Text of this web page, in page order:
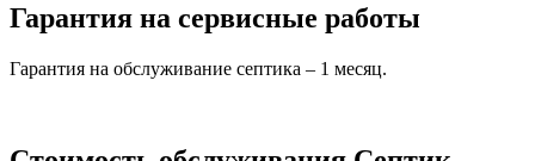
Гарантия на сервисные работы
Гарантия на обслуживание септика – 1 месяц.